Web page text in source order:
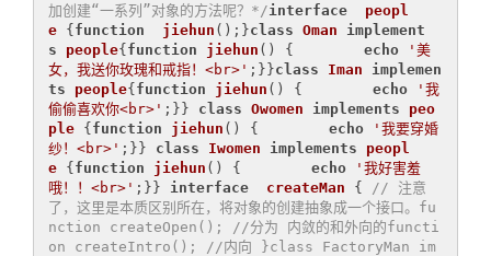
加创建“一系列”对象的方法呢？*/interface
peopl
e { function jiehun () ;}class Oman
implement
s
people{ function jiehun () { echo
'美
女，我送你玫瑰和戒指！<br>' ;}}class Iman
implemen
ts
people{ function jiehun () { echo
'我
偷偷喜欢你<br>' ;}} class Owomen implements
peo
ple { function jiehun () { echo
'我要穿婚
纱！<br>' ;}} class Iwomen implements
peopl
e { function jiehun () { echo
'我好害羞
哦！！<br>' ;}} interface createMan {
// 注意
了，这里是本质区别所在，将对象的创建抽象成一个接口。fu
nction createOpen(); //分为 内敛的和外向的functi
on createIntro(); //内向 }class FactoryMan im